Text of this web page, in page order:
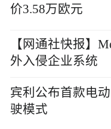
价3.58万欧元
【网通社快报】
外入侵企业系统
宾利公布首款电
驶模式